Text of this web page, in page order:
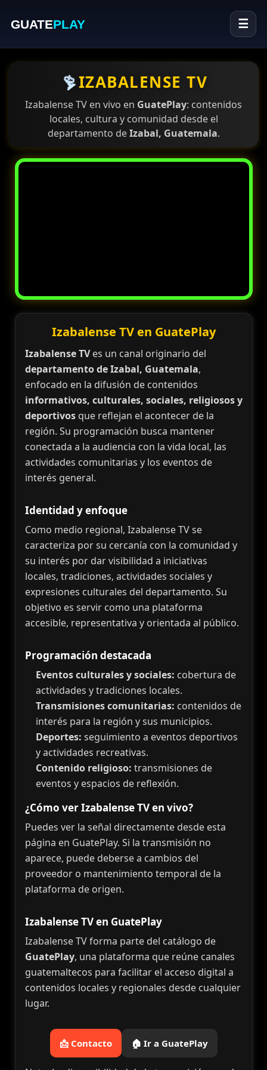
GUATEPLAY ☰
📡IZABALENSE TV
Izabalense TV en vivo en GuatePlay: contenidos
locales, cultura y comunidad desde el
departamento deIzabal, Guatemala.
Izabalense TV en GuatePlay
Izabalense TVes un canal originario del
departamento de Izabal, Guatemala,
enfocado en la difusión de contenidos
informativos, culturales, sociales, religiosos y
deportivosque reflejan el acontecer de la
región. Su programación busca mantener
conectada a la audiencia con la vida local, las
actividades comunitarias y los eventos de
interés general.
Identidad y enfoque
Como medio regional, Izabalense TV se
caracteriza por su cercanía con la comunidad y
su interés por dar visibilidad a iniciativas
locales, tradiciones, actividades sociales y
expresiones culturales del departamento. Su
objetivo es servir como una plataforma
accesible, representativa y orientada al público.
Programación destacada
Eventos culturales y sociales: cobertura de
actividades y tradiciones locales.
Transmisiones comunitarias: contenidos de
interés para la región y sus municipios.
Deportes: seguimiento a eventos deportivos
y actividades recreativas.
Contenido religioso: transmisiones de
eventos y espacios de reflexión.
¿Cómo ver Izabalense TV en vivo?
Puedes ver la señal directamente desde esta
página en GuatePlay. Si la transmisión no
aparece, puede deberse a cambios del
proveedor o mantenimiento temporal de la
plataforma de origen.
Izabalense TV en GuatePlay
Izabalense TV forma parte del catálogo de
GuatePlay, una plataforma que reúne canales
guatemaltecos para facilitar el acceso digital a
contenidos locales y regionales desde cualquier
lugar.
📩 Contacto 🏠 Ir a GuatePlay